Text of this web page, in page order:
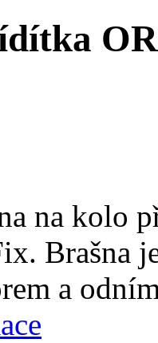
na kolo
Brašna
a